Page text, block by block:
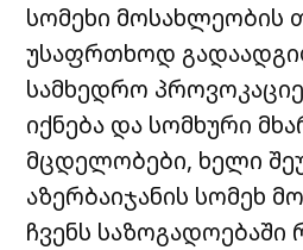
სომეხი მოსახლეობის
უსაფრთხოდ
სამხედრო
იქნება და სომხური
მცდელობები, ხელი
აზერბაიჯანის სომეხ
ჩვენს საზოგადოებაში